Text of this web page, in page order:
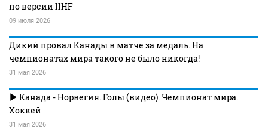
по версии IIHF
09 июля 2026
Дикий провал Канады в матче за медаль. На
чемпионатах мира такого не было никогда!
31 мая 2026
Канада - Норвегия. Голы (видео). Чемпионат мира.
Хоккей
31 мая 2026